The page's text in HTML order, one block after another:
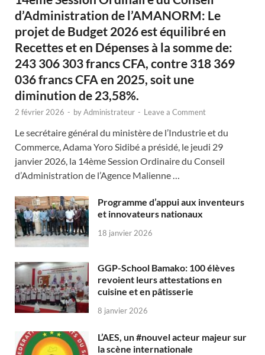
d’Administration de l’AMANORM: Le
projet de Budget 2026 est équilibré en
Recettes et en Dépenses à la somme de:
243 306 303 francs CFA, contre 318 369
036 francs CFA en 2025, soit une
diminution de 23,58%.
2 février 2026 - byAdministrateur - Leave a Comment
Le secrétaire général du ministère de l’Industrie et du
Commerce, Adama Yoro Sidibé a présidé, le jeudi 29
janvier 2026, la 14ème Session Ordinaire du Conseil
d’Administration de l’Agence Malienne …
Programme d’appui aux inventeurs
et innovateurs nationaux
18 janvier 2026
GGP-School Bamako: 100 élèves
revoient leurs attestations en
cuisine et en pâtisserie
8 janvier 2026
L’AES, un #nouvel acteur majeur sur
la scène internationale